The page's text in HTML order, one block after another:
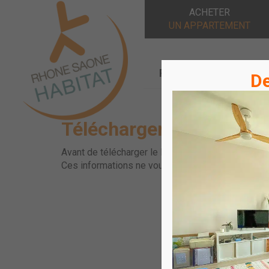
ACHETER
UN APPARTEMENT
Rhône Saône Habitat
Télécharger le plan
Avant de télécharger le Plan, prenez le temps de
Ces informations ne vous seront demandées
Nom